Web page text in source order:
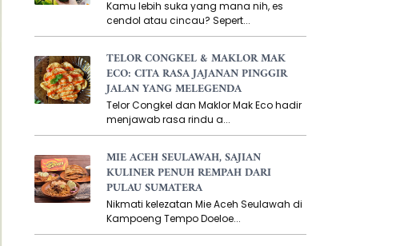
Kamu lebih suka yang mana nih, es
cendol atau cincau? Sepert...
TELOR CONGKEL & MAKLOR MAK
ECO: CITA RASA JAJANAN PINGGIR
JALAN YANG MELEGENDA
Telor Congkel dan Maklor Mak Eco hadir
menjawab rasa rindu a...
MIE ACEH SEULAWAH, SAJIAN
KULINER PENUH REMPAH DARI
PULAU SUMATERA
Nikmati kelezatan Mie Aceh Seulawah di
Kampoeng Tempo Doeloe...